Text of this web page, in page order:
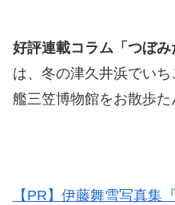
好評連載コラム「つぼみ
は、冬の津久井浜でい
艦三笠博物館をお散歩た
【PR】伊藤舞雪写真集